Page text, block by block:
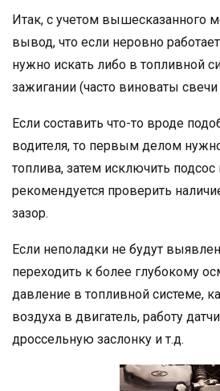
Итак, с учетом вышесказанного
вывод, что если неровно
нужно искать либо в топливной
зажигании (часто виноваты
Если составить что-то вроде
водителя, то первым делом
топлива, затем исключить подсос
рекомендуется проверить
зазор.
Если неполадки не будут
переходить к более глубокому
давление в топливной системе,
воздуха в двигатель, работу
дроссельную заслонку и т.д.